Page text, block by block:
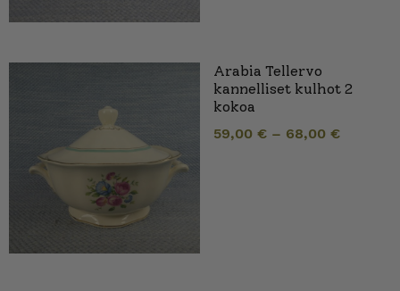
Arabia Tellervo
kannelliset kulhot 2
kokoa
59,00 € – 68,00 €